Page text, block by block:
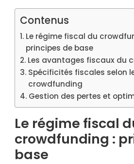
Contenus
Le régime fiscal du
principes de base
Les avantages fiscaux du
Spécificités fiscales selon
crowdfunding
Gestion des pertes et
Le régime fiscal
crowdfunding :
base